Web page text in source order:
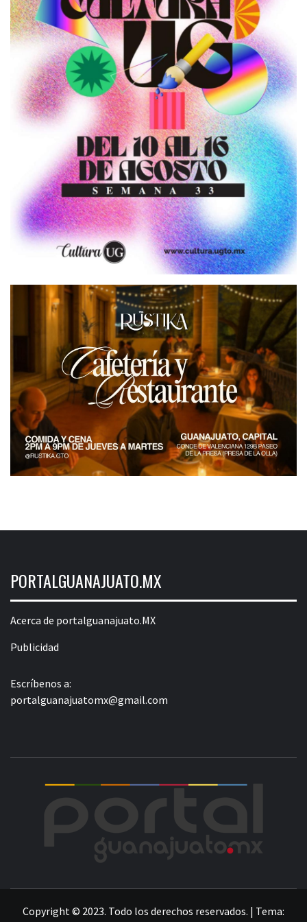
PORTALGUANAJUATO.MX
Acerca de portalguanajuato.MX
Publicidad
Escríbenos a:
portalguanajuatomx@gmail.com
Copyright © 2023. Todo los derechos reservados. | Tema: